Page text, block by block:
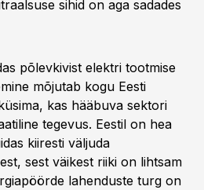
sihid on aga sadades
põlevkivist elektri tootmise
mõjutab kogu Eesti
kas hääbuva sektori
tegevus. Eestil on hea
kiiresti väljuda
sest väikest riiki on lihtsam
lahenduste turg on